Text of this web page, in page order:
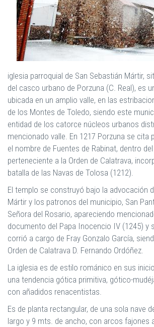
iglesia parroquial de San Sebastián Mártir,
del casco urbano de Porzuna (C. Real), es
ubicada en un amplio valle, en las
de los Montes de Toledo, siendo este
entidad de los catorce núcleos urbanos
mencionado valle. En 1217 Porzuna se cita
el nombre de Fuentes de Rabinat, dentro
perteneciente a la Orden de Calatrava,
batalla de las Navas de Tolosa (1212).
El templo se construyó bajo la advocación
Mártir y los patronos del municipio, San
Señora del Rosario, apareciendo
documento del Papa Inocencio IV (1245) y
corrió a cargo de Fray Gonzalo García,
Orden de Calatrava D. Fernando Ordóñez.
La iglesia es de estilo románico en sus
una tendencia gótica primitiva, gótico-
con añadidos renacentistas.
Es de planta rectangular, de una sola nave
largo y 9 mts. de ancho, con arcos fajones